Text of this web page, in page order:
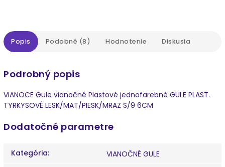
Popis Podobné (8) Hodnotenie Diskusia
Podrobný popis
VIANOCE Gule vianočné Plastové jednofarebné GULE PLAST.
TYRKYSOVÉ LESK/MAT/PIESK/MRAZ S/9 6CM
Dodatočné parametre
Kategória:
VIANOČNÉ GULE